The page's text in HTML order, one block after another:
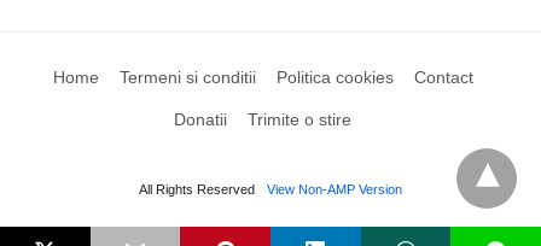
Home Termeni si conditii Politica cookies Contact
Donatii Trimite o stire
All Rights Reserved View Non-AMP Version